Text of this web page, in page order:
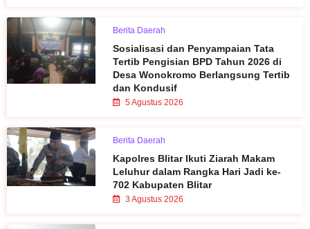
Berita Daerah
Sosialisasi dan Penyampaian Tata
Tertib Pengisian BPD Tahun 2026 di
Desa Wonokromo Berlangsung Tertib
dan Kondusif
5 Agustus 2026
Berita Daerah
Kapolres Blitar Ikuti Ziarah Makam
Leluhur dalam Rangka Hari Jadi ke-
702 Kabupaten Blitar
3 Agustus 2026